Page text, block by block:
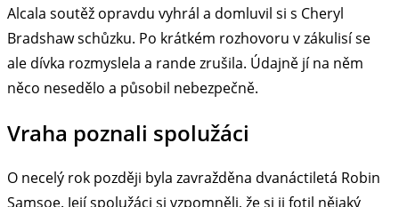
Alcala soutěž opravdu vyhrál a domluvil si s Cheryl
Bradshaw schůzku. Po krátkém rozhovoru v zákulisí se
ale dívka rozmyslela a rande zrušila. Údajně jí na něm
něco nesedělo a působil nebezpečně.
Vraha poznali spolužáci
O necelý rok později byla zavražděna dvanáctiletá Robin
Samsoe. Její spolužáci si vzpomněli, že si ji fotil nějaký